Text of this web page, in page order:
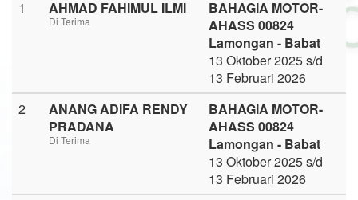
1
AHMAD FAHIMUL ILMI
Di Terima
BAHAGIA MOTOR-
AHASS 00824
Lamongan - Babat
13 Oktober 2025 s/d
13 Februari 2026
2
ANANG ADIFA RENDY
PRADANA
Di Terima
BAHAGIA MOTOR-
AHASS 00824
Lamongan - Babat
13 Oktober 2025 s/d
13 Februari 2026